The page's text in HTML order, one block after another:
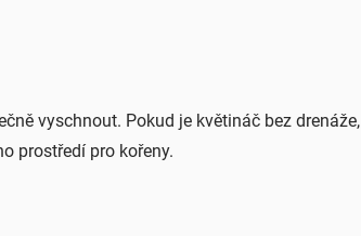
vyschnout. Pokud je květináč bez drenáže,
prostředí pro kořeny.